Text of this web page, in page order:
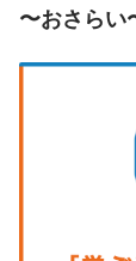
〜おさらい